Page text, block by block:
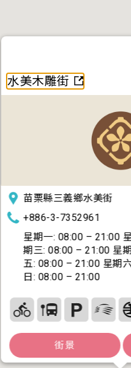
水美木雕街
苗栗縣三義鄉水美街
+886-3-7352961
星期一: 08:00 – 21:00
期三: 08:00 – 21:00 星
五: 08:00 – 21:00 星期
日: 08:00 – 21:00
街景